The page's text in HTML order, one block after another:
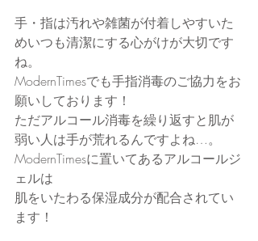
手・指は汚れや雑菌が付着しやすいた
めいつも清潔にする心がけが大切です
ね。
ModernTimesでも手指消毒のご協力をお
願いしております！
ただアルコール消毒を繰り返すと肌が
弱い人は手が荒れるんですよね…。
ModernTimesに置いてあるアルコールジ
ェルは
肌をいたわる保湿成分が配合されてい
ます！